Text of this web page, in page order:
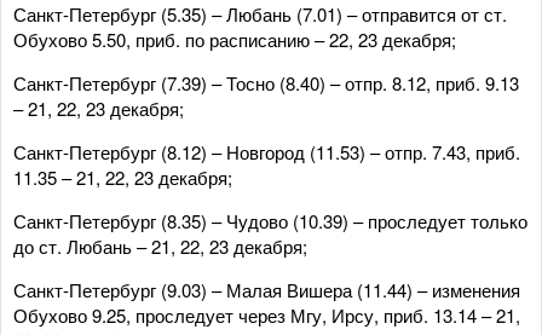
Санкт-Петербург (5.35) – Любань (7.01) – отправится от ст.
Обухово 5.50, приб. по расписанию – 22, 23 декабря;
Санкт-Петербург (7.39) – Тосно (8.40) – отпр. 8.12, приб. 9.13
– 21, 22, 23 декабря;
Санкт-Петербург (8.12) – Новгород (11.53) – отпр. 7.43, приб.
11.35 – 21, 22, 23 декабря;
Санкт-Петербург (8.35) – Чудово (10.39) – проследует только
до ст. Любань – 21, 22, 23 декабря;
Санкт-Петербург (9.03) – Малая Вишера (11.44) – изменения
Обухово 9.25, проследует через Мгу, Ирсу, приб. 13.14 – 21,